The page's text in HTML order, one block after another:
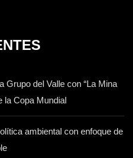
Grupo del Valle con “La Mina
la Copa Mundial
ambiental con enfoque de